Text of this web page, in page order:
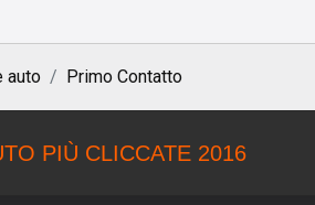
auto Primo Contatto
PIÙ CLICCATE 2016